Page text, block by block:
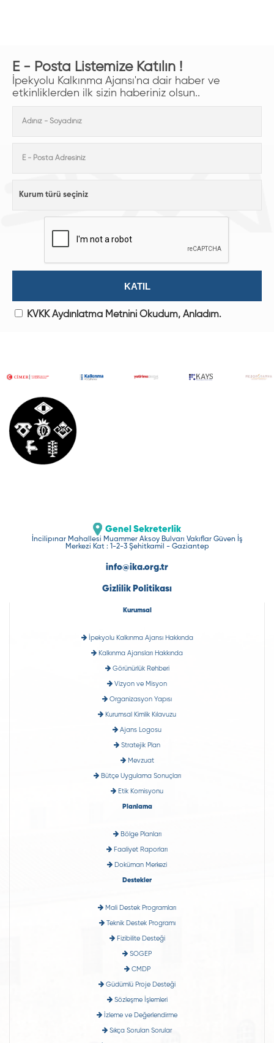
E - Posta Listemize Katılın !
İpekyolu Kalkınma Ajansı'na dair haber ve
etkinliklerden ilk sizin haberiniz olsun..
KVKK Aydınlatma Metnini Okudum, Anladım.
Genel Sekreterlik
İncilipınar Mahallesi Muammer Aksoy Bulvarı Vakıflar Güven İş
Merkezi Kat : 1-2-3 Şehitkamil - Gaziantep
info@ika.org.tr
Gizlilik Politikası
Kurumsal
İpekyolu Kalkınma Ajansı Hakkında
Kalkınma Ajansları Hakkında
Görünürlük Rehberi
Vizyon ve Misyon
Organizasyon Yapısı
Kurumsal Kimlik Kılavuzu
Ajans Logosu
Stratejik Plan
Mevzuat
Bütçe Uygulama Sonuçları
Etik Komisyonu
Planlama
Bölge Planları
Faaliyet Raporları
Doküman Merkezi
Destekler
Mali Destek Programları
Teknik Destek Programı
Fizibilite Desteği
SOGEP
CMDP
Güdümlü Proje Desteği
Sözleşme İşlemleri
İzleme ve Değerlendirme
Sıkça Sorulan Sorular